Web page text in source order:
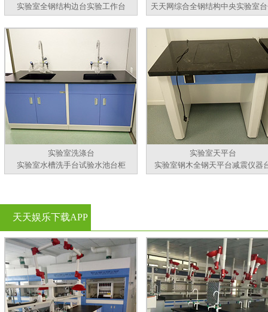
实验室全钢结构边台实验工作台
天天网综合全钢结构中央实验室
实验室洗涤台
实验室水槽洗手台试验水池台柜
实验室天平台
实验室钢木全钢天平台减震仪器
天天娱乐下载APP
官方看黄片